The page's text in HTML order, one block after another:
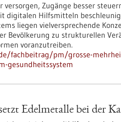
Zugänge besser
digitalen Hilfsmitteln
liegen vielversprechende
Bevölkerung zu strukturellen
voranzutreiben.
fachbeitrag/pm/grosse-
gesundheitssystem
Edelmetalle bei der